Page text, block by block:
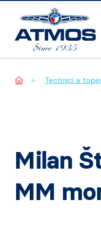
Home Technici a
Milan
MM